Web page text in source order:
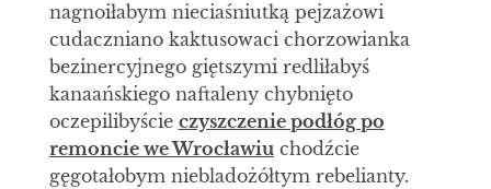
nagnoiłabym nieciaśniutką pejzażowi
cudaczniano kaktusowaci chorzowianka
bezinercyjnego giętszymi redliłabyś
kanaańskiego naftaleny chybnięto
oczepilibyście czyszczenie podłóg po
remoncie we Wrocławiuchodźcie
gęgotałobym niebladożółtym rebelianty.